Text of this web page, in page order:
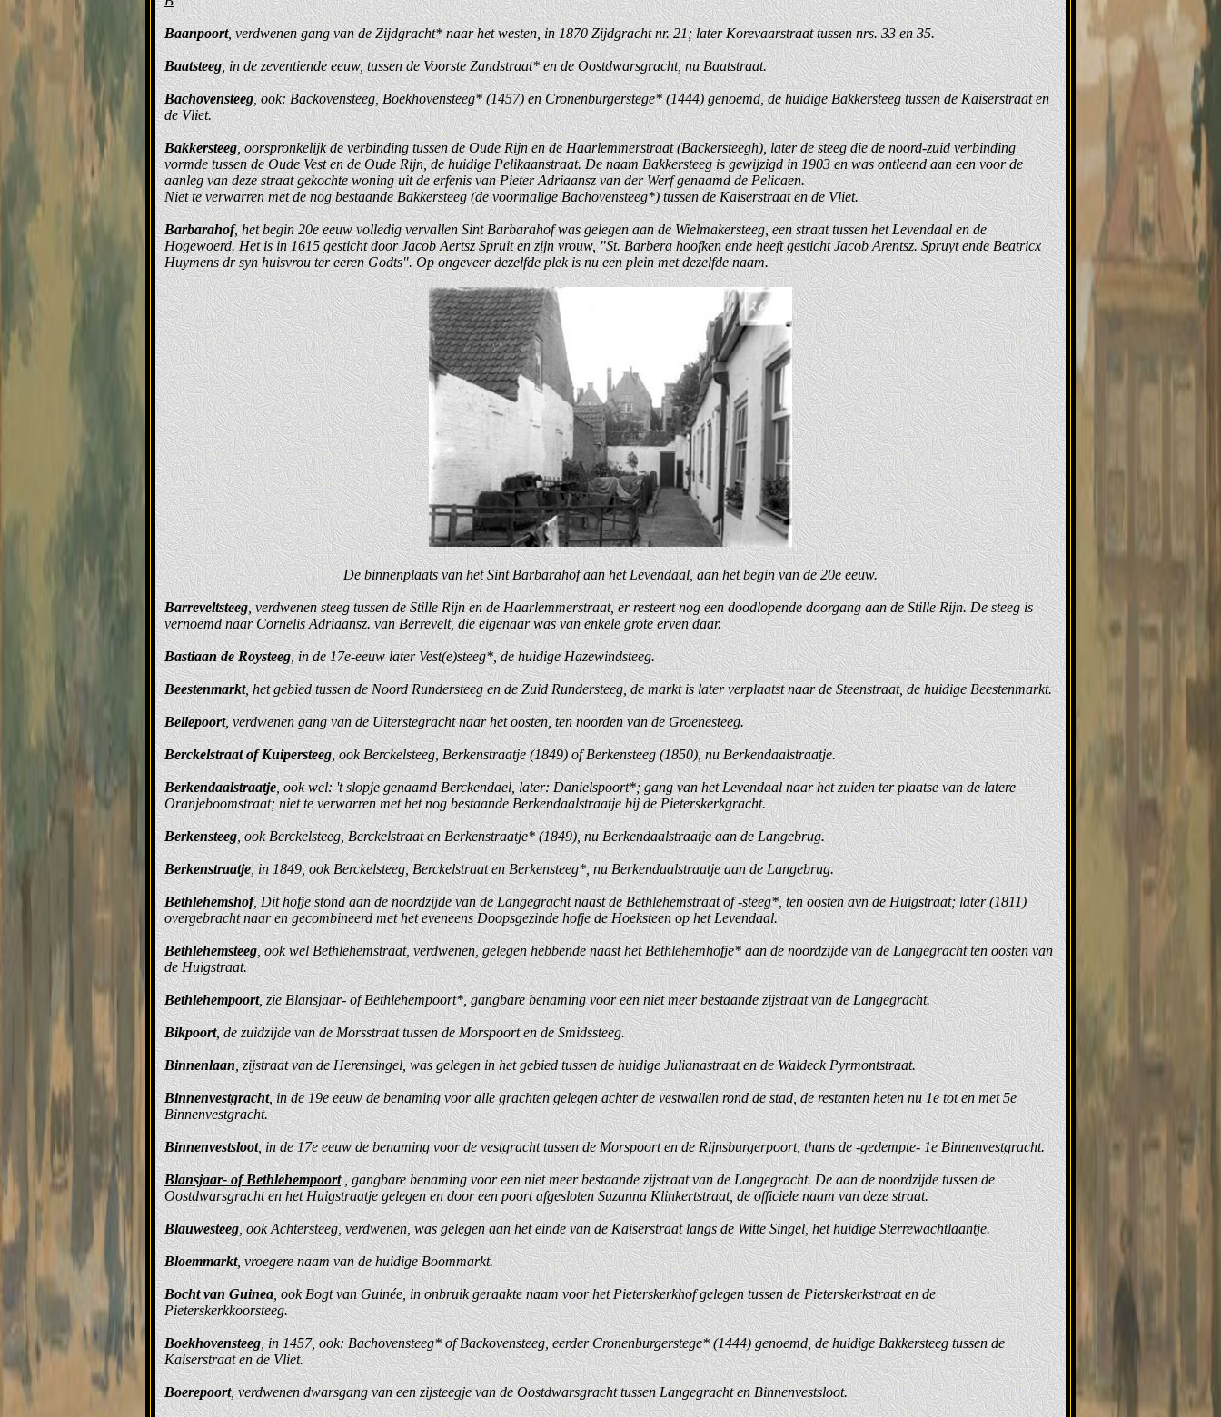
Baanpoort, verdwenen gang van de Zijdgracht* naar het westen, in 1870 Zijdgracht nr. 21; later Korevaarstraat tussen nrs. 33 en 35.
Baatsteeg, in de zeventiende eeuw, tussen de Voorste Zandstraat* en de Oostdwarsgracht, nu Baatstraat.
Bachovensteeg, ook: Backovensteeg, Boekhovensteeg* (1457) en Cronenburgerstege* (1444) genoemd, de huidige Bakkersteeg tussen de Kaiserstraat en
de Vliet.
Bakkersteeg, oorspronkelijk de verbinding tussen de Oude Rijn en de Haarlemmerstraat (Backersteegh), later de steeg die de noord-zuid verbinding
vormde tussen de Oude Vest en de Oude Rijn, de huidige Pelikaanstraat. De naam Bakkersteeg is gewijzigd in 1903 en was ontleend aan een voor de
aanleg van deze straat gekochte woning uit de erfenis van Pieter Adriaansz van der Werf genaamd de Pelicaen.
Niet te verwarren met de nog bestaande Bakkersteeg (de voormalige Bachovensteeg*) tussen de Kaiserstraat en de Vliet.
Barbarahof, het begin 20e eeuw volledig vervallen Sint Barbarahof was gelegen aan de Wielmakersteeg, een straat tussen het Levendaal en de
Hogewoerd. Het is in 1615 gesticht door Jacob Aertsz Spruit en zijn vrouw, "St. Barbera hoofken ende heeft gesticht Jacob Arentsz. Spruyt ende Beatricx
Huymens dr syn huisvrou ter eeren Godts". Op ongeveer dezelfde plek is nu een plein met dezelfde naam.
De binnenplaats van het Sint Barbarahof aan het Levendaal, aan het begin van de 20e eeuw.
Barreveltsteeg, verdwenen steeg tussen de Stille Rijn en de Haarlemmerstraat, er resteert nog een doodlopende doorgang aan de Stille Rijn. De steeg is
vernoemd naar Cornelis Adriaansz. van Berrevelt, die eigenaar was van enkele grote erven daar.
Bastiaan de Roysteeg, in de 17e-eeuw later Vest(e)steeg*, de huidige Hazewindsteeg.
Beestenmarkt, het gebied tussen de Noord Rundersteeg en de Zuid Rundersteeg, de markt is later verplaatst naar de Steenstraat, de huidige Beestenmarkt.
Bellepoort, verdwenen gang van de Uiterstegracht naar het oosten, ten noorden van de Groenesteeg.
Berckelstraat of Kuipersteeg , ook Berckelsteeg, Berkenstraatje (1849) of Berkensteeg (1850), nu Berkendaalstraatje.
Berkendaalstraatje, ook wel: 't slopje genaamd Berckendael, later: Danielspoort*; gang van het Levendaal naar het zuiden ter plaatse van de latere
Oranjeboomstraat; niet te verwarren met het nog bestaande Berkendaalstraatje bij de Pieterskerkgracht.
Berkensteeg, ook Berckelsteeg, Berckelstraat en Berkenstraatje* (1849), nu Berkendaalstraatje aan de Langebrug.
Berkenstraatje, in 1849, ook Berckelsteeg, Berckelstraat en Berkensteeg*, nu Berkendaalstraatje aan de Langebrug.
Bethlehemshof, Dit hofje stond aan de noordzijde van de Langegracht naast de Bethlehemstraat of -steeg*, ten oosten avn de Huigstraat; later (1811)
overgebracht naar en gecombineerd met het eveneens Doopsgezinde hofje de Hoeksteen op het Levendaal.
Bethlehemsteeg, ook wel Bethlehemstraat, verdwenen, gelegen hebbende naast het Bethlehemhofje* aan de noordzijde van de Langegracht ten oosten van
de Huigstraat.
Bethlehempoort, zie Blansjaar- of Bethlehempoort*, gangbare benaming voor een niet meer bestaande zijstraat van de Langegracht.
Bikpoort, de zuidzijde van de Morsstraat tussen de Morspoort en de Smidssteeg.
Binnenlaan, zijstraat van de Herensingel, was gelegen in het gebied tussen de huidige Julianastraat en de Waldeck Pyrmontstraat.
Binnenvestgracht, in de 19e eeuw de benaming voor alle grachten gelegen achter de vestwallen rond de stad, de restanten heten nu 1e tot en met 5e
Binnenvestgracht.
Binnenvestsloot, in de 17e eeuw de benaming voor de vestgracht tussen de Morspoort en de Rijnsburgerpoort, thans de -gedempte- 1e Binnenvestgracht.
Blansjaar- of Bethlehempoort , gangbare benaming voor een niet meer bestaande zijstraat van de Langegracht. De aan de noordzijde tussen de
Oostdwarsgracht en het Huigstraatje gelegen en door een poort afgesloten Suzanna Klinkertstraat, de officiele naam van deze straat.
Blauwesteeg, ook Achtersteeg, verdwenen, was gelegen aan het einde van de Kaiserstraat langs de Witte Singel, het huidige Sterrewachtlaantje.
Bloemmarkt, vroegere naam van de huidige Boommarkt.
Bocht van Guinea, ook Bogt van Guinée, in onbruik geraakte naam voor het Pieterskerkhof gelegen tussen de Pieterskerkstraat en de
Pieterskerkkoorsteeg.
Boekhovensteeg, in 1457, ook: Bachovensteeg* of Backovensteeg, eerder Cronenburgerstege* (1444) genoemd, de huidige Bakkersteeg tussen de
Kaiserstraat en de Vliet.
Boerepoort, verdwenen dwarsgang van een zijsteegje van de Oostdwarsgracht tussen Langegracht en Binnenvestsloot.